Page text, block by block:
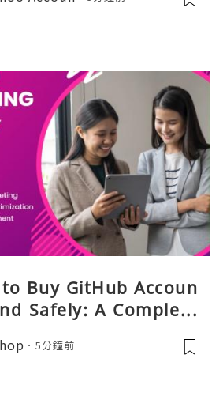
Buy GitHub Accoun
Safely: A Complete
5分鐘前